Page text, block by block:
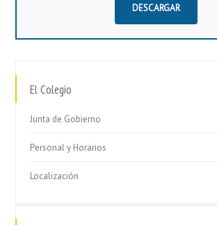
DESCARGAR
El Colegio
Junta de Gobierno
Personal y Horarios
Localización